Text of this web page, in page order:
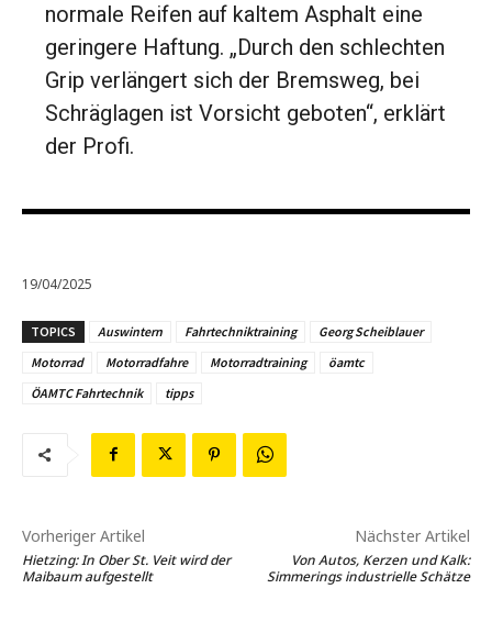
normale Reifen auf kaltem Asphalt eine
geringere Haftung. „Durch den schlechten
Grip verlängert sich der Bremsweg, bei
Schräglagen ist Vorsicht geboten“, erklärt
der Profi.
19/04/2025
TOPICS Auswintern Fahrtechniktraining
Georg Scheiblauer
Motorrad
Motorradfahre Motorradtraining
öamtc
ÖAMTC Fahrtechnik
tipps
Vorheriger Artikel
Hietzing: In Ober St. Veit wird der
Maibaum aufgestellt
Nächster Artikel
Von Autos, Kerzen und Kalk:
Simmerings industrielle Schätze